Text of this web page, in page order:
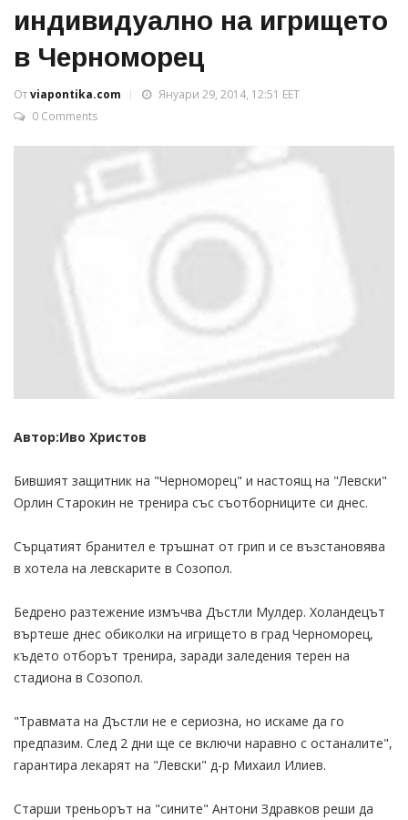
индивидуално на игрището
в Черноморец
Отviapontika.com
Януари 29, 2014, 12:51 EET
0 Comments
Автор:Иво Христов
Бившият защитник на "Черноморец" и настоящ на "Левски"
Орлин Старокин не тренира със съотборниците си днес.
Сърцатият бранител е тръшнат от грип и се възстановява
в хотела на левскарите в Созопол.
Бедрено разтежение измъчва Дъстли Мулдер. Холандецът
въртеше днес обиколки на игрището в град Черноморец,
където отборът тренира, заради заледения терен на
стадиона в Созопол.
"Травмата на Дъстли не е сериозна, но искаме да го
предпазим. След 2 дни ще се включи наравно с останалите",
гарантира лекарят на "Левски" д-р Михаил Илиев.
Старши треньорът на "сините" Антони Здравков реши да